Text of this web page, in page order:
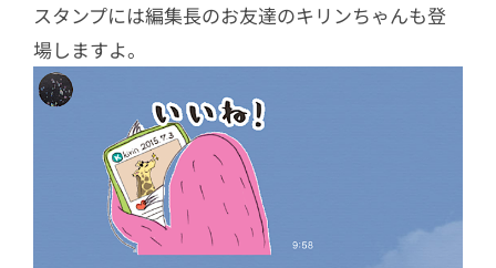
スタンプには編集長のお友達のキリンちゃんも登
場しますよ。